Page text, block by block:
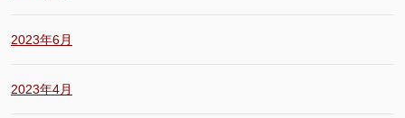
2023年6月
2023年4月